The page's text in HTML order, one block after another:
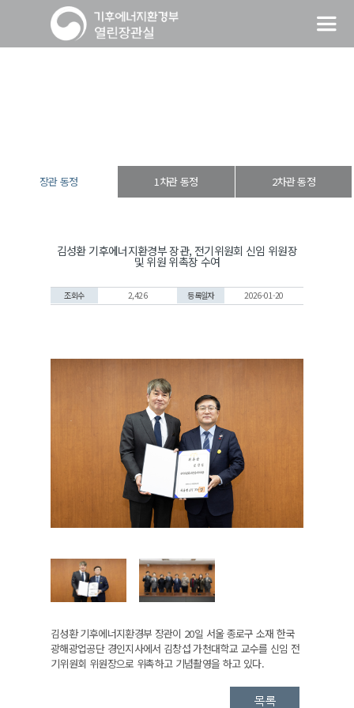
장관 동정 1차관 동정 2차관 동정
김성환 기후에너지환경부 장관, 전기위원회 신임 위원장
및 위원 위촉장 수여
조회수 2,426 등록일자 2026-01-20
김성환 기후에너지환경부 장관이 20일 서울 종로구 소재 한국
광해광업공단 경인지사에서 김창섭 가천대학교 교수를 신임 전
기위원회 위원장으로 위촉하고 기념촬영을 하고 있다.